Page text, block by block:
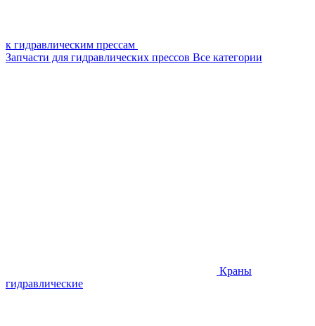
к гидравлическим прессам
Запчасти для гидравлических прессов Все категории
Краны
гидравлические